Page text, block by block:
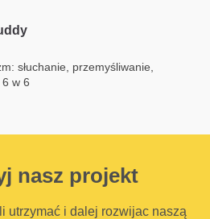
słuchanie, przemyśliwanie,
w 6
nasz projekt
utrzymać i dalej rozwijac naszą